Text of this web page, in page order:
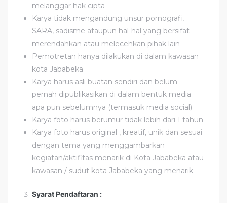
melanggar hak cipta
Karya tidak mengandung unsur pornografi,
SARA, sadisme ataupun hal-hal yang bersifat
merendahkan atau melecehkan pihak lain
Pemotretan hanya dilakukan di dalam kawasan
kota Jababeka
Karya harus asli buatan sendiri dan belum
pernah dipublikasikan di dalam bentuk media
apa pun sebelumnya (termasuk media social)
Karya foto harus berumur tidak lebih dari 1 tahun
Karya foto harus original , kreatif, unik dan sesuai
dengan tema yang menggambarkan
kegiatan/aktifitas menarik di Kota Jababeka atau
kawasan / sudut kota Jababeka yang menarik
Syarat Pendaftaran :